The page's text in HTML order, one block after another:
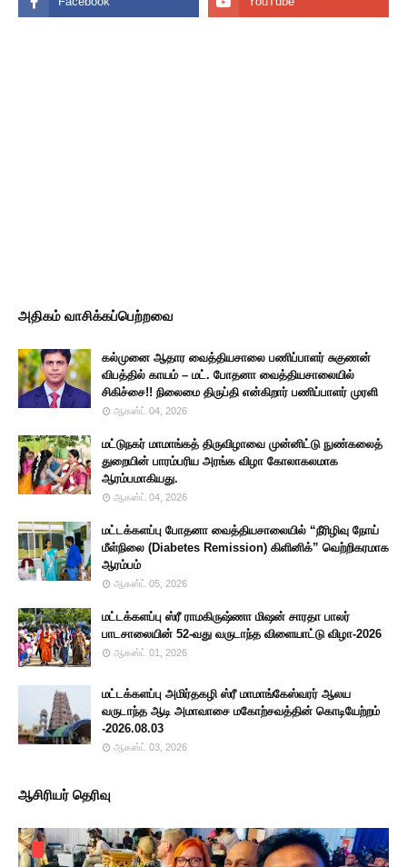
அதிகம் வாசிக்கப்பெற்றவை
கல்முனை ஆதார வைத்தியசாலை பணிப்பாளர் சுகுணன்
விபத்தில் காயம் – மட். போதனா வைத்தியசாலையில்
சிகிச்சை!! நிலைமை திருப்தி என்கிறார் பணிப்பாளர் முரளி
ஆகஸ்ட் 04, 2026
மட்டுநகர் மாமாங்கத் திருவிழாவை முன்னிட்டு நுண்கலைத்
துறையின் பாரம்பரிய அரங்க விழா கோலாகலமாக
ஆரம்பமாகியது.
ஆகஸ்ட் 04, 2026
மட்டக்களப்பு போதனா வைத்தியசாலையில் “நீரிழிவு நோய்
மீள்நிலை (Diabetes Remission) கிளினிக்” வெற்றிகரமாக
ஆரம்பம்
ஆகஸ்ட் 05, 2026
மட்டக்களப்பு ஸ்ரீ ராமகிருஷ்ணா மிஷன் சாரதா பாலர்
பாடசாலையின் 52-வது வருடாந்த விளையாட்டு விழா-2026
ஆகஸ்ட் 01, 2026
மட்டக்களப்பு அமிர்தகழி ஸ்ரீ மாமாங்கேஸ்வரர் ஆலய
வருடாந்த ஆடி அமாவாசை மகோற்சவத்தின் கொடியேற்றம்
-2026.08.03
ஆகஸ்ட் 03, 2026
ஆசிரியர் தெரிவு